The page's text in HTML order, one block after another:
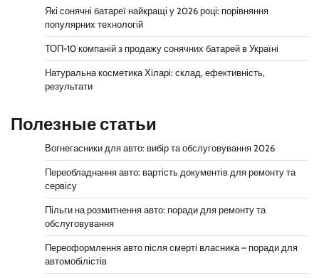
Які сонячні батареї найкращі у 2026 році: порівняння
популярних технологій
ТОП-10 компаній з продажу сонячних батарей в Україні
Натуральна косметика Хіларі: склад, ефективність,
результати
Полезные статьи
Вогнегасники для авто: вибір та обслуговування 2026
Переобладнання авто: вартість документів для ремонту та
сервісу
Пільги на розмитнення авто: поради для ремонту та
обслуговування
Переоформлення авто після смерті власника – поради для
автомобілістів